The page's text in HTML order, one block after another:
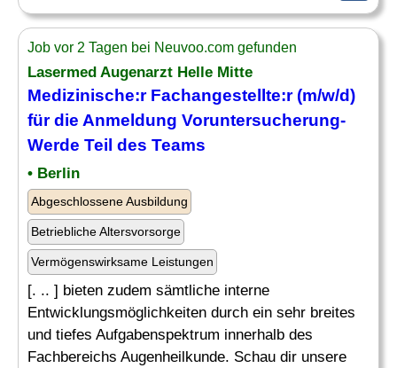
Job vor 2 Tagen bei Neuvoo.com gefunden
Lasermed Augenarzt Helle Mitte
Medizinische:r Fachangestellte:r (m/w/d)
für die Anmeldung Voruntersucherung-
Werde Teil des Teams
• Berlin
Abgeschlossene Ausbildung
Betriebliche Altersvorsorge
Vermögenswirksame Leistungen
[. .. ] bieten zudem sämtliche interne
Entwicklungsmöglichkeiten durch ein sehr breites
und tiefes Aufgabenspektrum innerhalb des
Fachbereichs Augenheilkunde. Schau dir unsere